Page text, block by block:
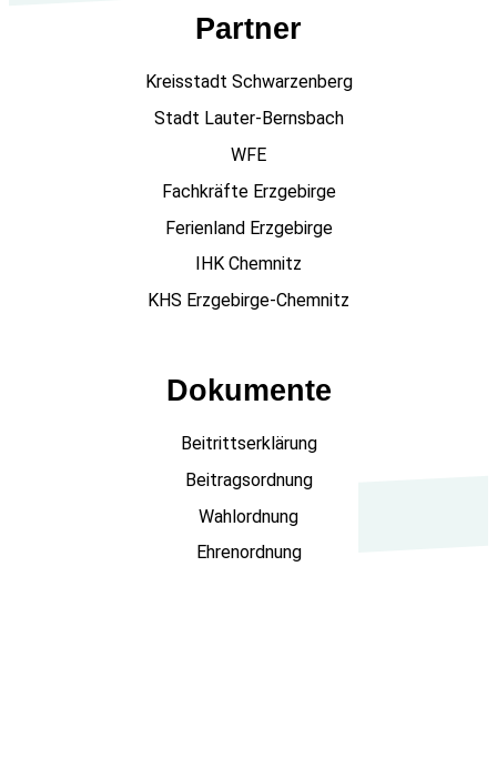
Partner
Kreisstadt Schwarzenberg
Stadt Lauter-Bernsbach
WFE
Fachkräfte Erzgebirge
Ferienland Erzgebirge
IHK Chemnitz
KHS Erzgebirge-Chemnitz
Dokumente
Beitrittserklärung
Beitragsordnung
Wahlordnung
Ehrenordnung